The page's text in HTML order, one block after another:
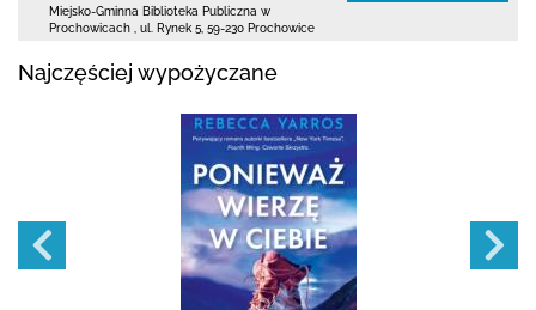
Miejsko-Gminna Biblioteka Publiczna w
Prochowicach
ul. Rynek 5 59-230 Prochowice
Najczęściej wypożyczane